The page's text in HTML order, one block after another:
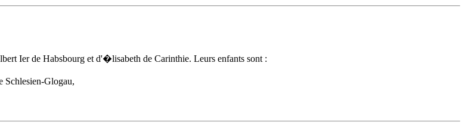
Ier de Habsbourg et d'�lisabeth de Carinthie. Leurs enfants sont :
Glogau,